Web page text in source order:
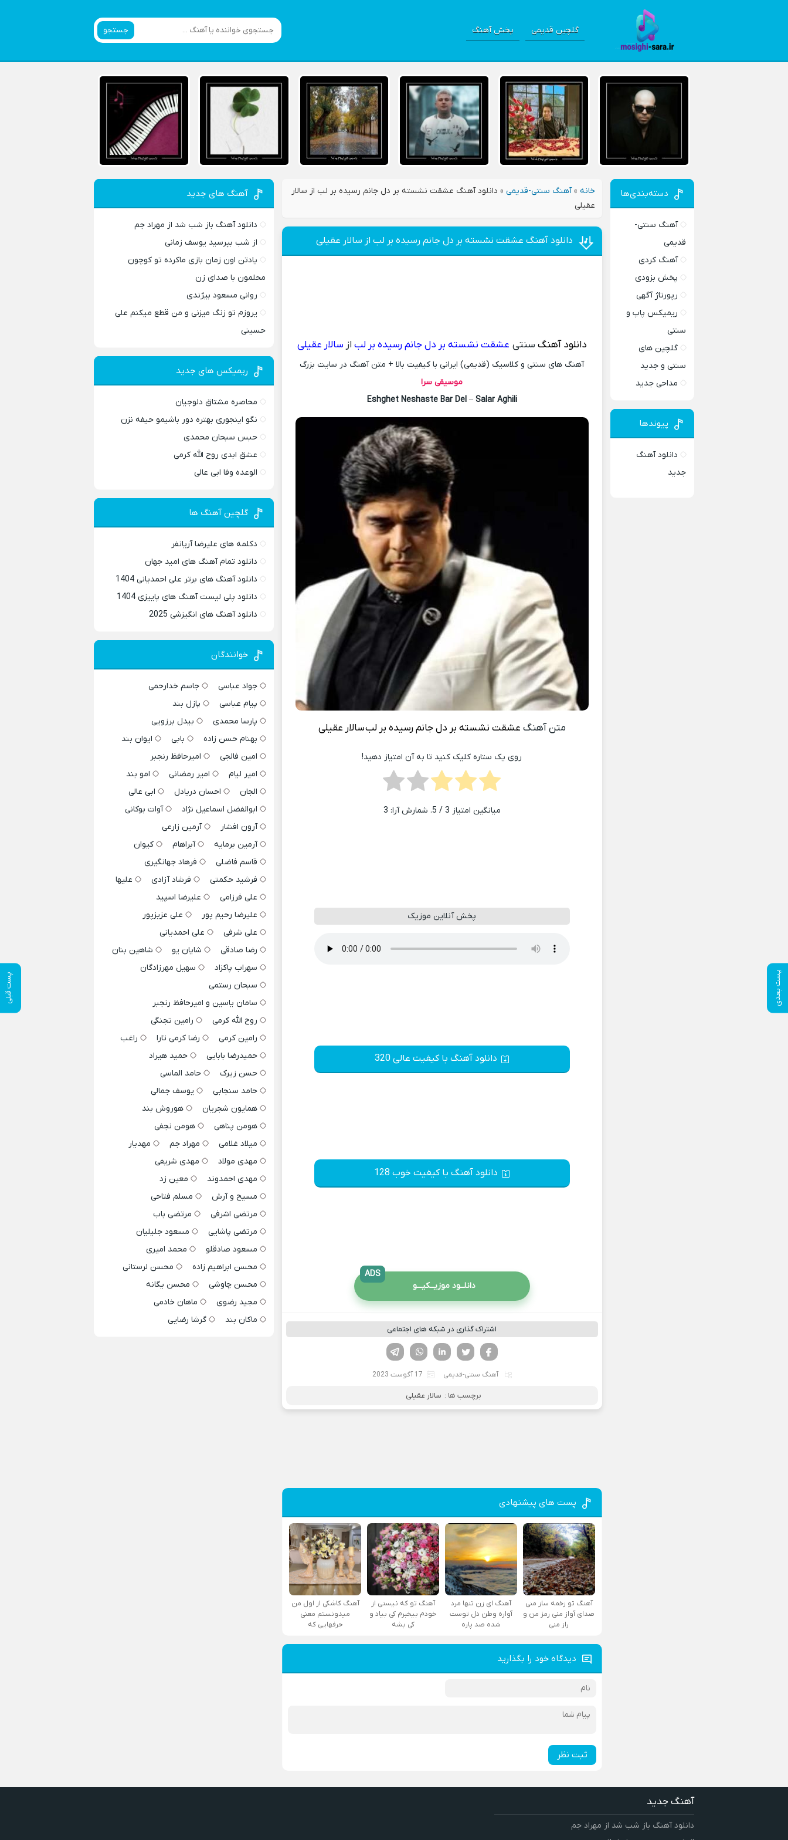
گلچین قدیمی پخش آهنگ جستجو
خانه »آهنگ سنتی-قدیمی » دانلود آهنگ عشقت نشسته بر دل جانم رسیده بر لب از سالار
عقیلی
پست بعدی پست قبلی
دانلود آهنگ عشقت نشسته بر دل جانم رسیده بر لب از سالار عقیلی
دانلود آهنگ سنتی عشقت نشسته بر دل جانم رسیده بر لب از سالار عقیلی
آهنگ های سنتی و کلاسیک (قدیمی) ایرانی با کیفیت بالا + متن آهنگ در سایت بزرگ
موسیقی سرا
Eshghet Neshaste Bar Del– Salar Aghili
متن آهنگ عشقت نشسته بر دل جانم رسیده بر لبسالار عقیلی
روی یک ستاره کلیک کنید تا به آن امتیاز دهید!
میانگین امتیاز 3 / 5. شمارش آرا: 3
پخش آنلاین موزیک
دانلود آهنگ با کیفیت عالی 320
دانلود آهنگ با کیفیت خوب 128
دانلــود موزیــکیـــو
ADS
اشتراک گذاری در شبکه های اجتماعی
لینکدین تویتر
فیسوک
آهنگ سنتی-قدیمی 17 آگوست 2023
برچسب ها : سالار عقیلی
پست های پیشنهادی
آهنگ تو زخمه ساز منی
صدای آواز منی رمز من و
راز منی
آهنگ ای زن تنها مرد
آواره وطن دل توست
شده صد پاره
آهنگ تو که نیستی از
خودم بیخبرم کی بیاد و
کی بشه
آهنگ کاشکی از اول من
میدونستم معنی
حرفهایی که
دیدگاه خود را بگذارید
ثبت نظر
دسته‌بندی‌ها
آهنگ سنتی-
قدیمی
آهنگ کردی
پخش بزودی
رپورتاژ آگهی
ریمیکس پاپ و
سنتی
گلچین های
سنتی و جدید
مداحی جدید
پیوندها
دانلود آهنگ
جدید
آهنگ های جدید
دانلود آهنگ باز شب شد از مهراد جم
از شب بپرسید یوسف زمانی
یادتن اون زمان بازی ماکرده تو کوچون
محلمون با صدای زن
روانی مسعود بیژندی
یروزم تو زنگ میزنی و من قطع میکنم علی
حسینی
ریمیکس های جدید
محاصره مشتاق دلوجیان
نگو اینجوری بهتره دور باشیمو حیفه نزن
حبس سبحان محمدی
عشق ابدی روح الله کرمی
الوعده وفا ابی عالی
گلچین آهنگ ها
دکلمه های علیرضا آریانفر
دانلود تمام آهنگ های امید جهان
دانلود آهنگ های برتر علی احمدیانی 1404
دانلود پلی لیست آهنگ های پاییزی 1404
دانلود آهنگ های انگیزشی 2025
خوانندگان
جواد عباسی
جاسم خدارحمی
پیام عباسی
پازل بند
پارسا محمدی
بیدل برزویی
بهنام حسن زاده
بابی
ایوان بند
امین فالجی
امیرحافظ رنجبر
امیر لیام
امیر رمضانی
امو بند
الجان
احسان دریادل
ابی عالی
ابوالفضل اسماعیل نژاد
آوات بوکانی
آرون افشار
آرمین زارعی
آرمین برمایه
آبراهام
کیوان
قاسم فاضلی
فرهاد جهانگیری
فرشید حکمتی
فرشاد آزادی
علیها
علی فرزامی
علیرضا اسپید
علیرضا رحیم پور
علی عزیزپور
علی شرفی
علی احمدیانی
رضا صادقی
شایان یو
شاهین بنان
سهراب پاکزاد
سهیل مهرزادگان
سبحان رستمی
سامان یاسین و امیرحافظ رنجبر
روح الله کرمی
رامین تجنگی
رامین کرمی
رضا کرمی تارا
راغب
حمیدرضا بابایی
حمید هیراد
حسن زیرک
حامد الماسی
حامد سنجابی
یوسف جمالی
همایون شجریان
هوروش بند
هومن پناهی
هومن نجفی
میلاد غلامی
مهراد جم
مهدیار
مهدی مولاد
مهدی شریفی
مهدی احمدوند
معین زد
مسیح و آرش
مسلم فتاحی
مرتضی اشرفی
مرتضی باب
مرتضی پاشایی
مسعود جلیلیان
مسعود صادقلو
محمد امیری
محسن ابراهیم زاده
محسن لرستانی
محسن چاوشی
محسن یگانه
مجید رضوی
ماهان خادمی
ماکان بند
گرشا رضایی
آهنگ جدید
دانلود آهنگ باز شب شد از مهراد جم